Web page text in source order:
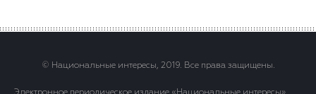
© Национальные интересы, 2019. Все права защищены.